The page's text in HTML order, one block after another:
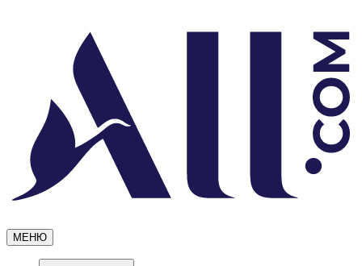
МЕНЮ